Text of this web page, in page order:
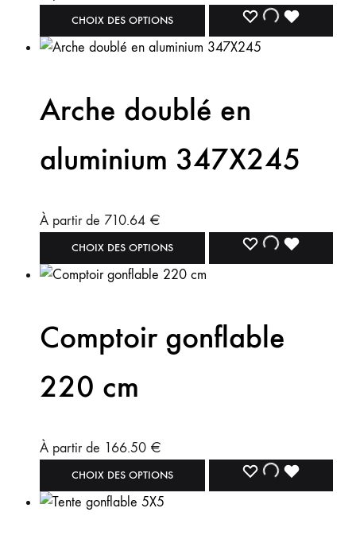
CHOIX DES OPTIONS
Arche doublé en
aluminium 347X245
À partir de 710.64 €
CHOIX DES OPTIONS
Comptoir gonflable
220 cm
À partir de 166.50 €
CHOIX DES OPTIONS